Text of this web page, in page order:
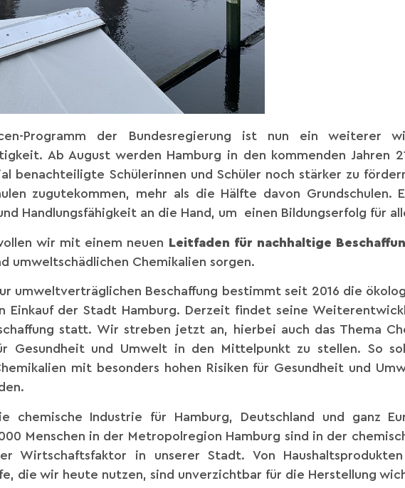
Programm der Bundesregierung ist nun ein weiterer
Ab August werden Hamburg in den kommenden Jahren
benachteiligte Schülerinnen und Schüler noch stärker zu
zugutekommen, mehr als die Hälfte davon Grundschulen.
Handlungsfähigkeit an die Hand, um einen Bildungserfolg für
wir mit einem neuen Leitfaden für nachhaltige
umweltschädlichen Chemikalien sorgen.
umweltverträglichen Beschaffung bestimmt seit 2016 die
Einkauf der Stadt Hamburg. Derzeit findet seine
statt. Wir streben jetzt an, hierbei auch das Thema
Gesundheit und Umwelt in den Mittelpunkt zu stellen. So
mit besonders hohen Risiken für Gesundheit und
chemische Industrie für Hamburg, Deutschland und ganz
Menschen in der Metropolregion Hamburg sind in der
Wirtschaftsfaktor in unserer Stadt. Von
die wir heute nutzen, sind unverzichtbar für die Herstellung